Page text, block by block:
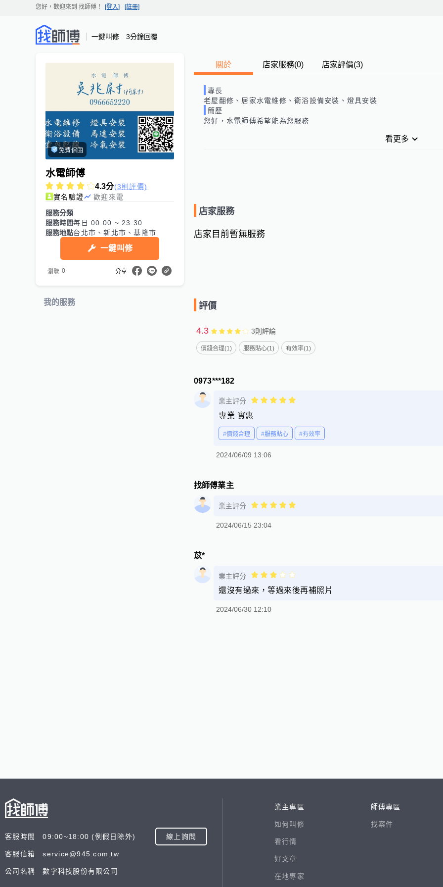
您好，歡迎來到 找師傅 ！ [登入] [註冊]
一鍵叫修 3分鐘回覆
免費保固
水電師傅
4.3分(3則評價)
實名驗證
歡迎來電
服務分類
服務時間每日 00:00 ~ 23:30
服務地點台北市、新北市、基隆市
一鍵叫修
瀏覽 0 分享
我的服務
關於 店家服務(0) 店家評價(3)
專長
老屋翻修、居家水電維修、衛浴設備安裝、燈具安裝
簡歷
您好，水電師傅希望能為您服務
看更多
店家服務
店家目前暫無服務
評價
4.3 3則評論
價錢合理(1) 服務貼心(1) 有效率(1)
0973***182
業主評分
專業 實惠
#價錢合理 #服務貼心 #有效率
2024/06/09 13:06
找師傅業主
業主評分
2024/06/15 23:04
苡*
業主評分
還沒有過來，等過來後再補照片
2024/06/30 12:10
客服時間 09:00~18:00 (例假日除外) 線上詢問
客服信箱 service@945.com.tw
公司名稱 數字科技股份有限公司
業主專區
如何叫修
看行情
好文章
在地專家
師傅專區
找案件